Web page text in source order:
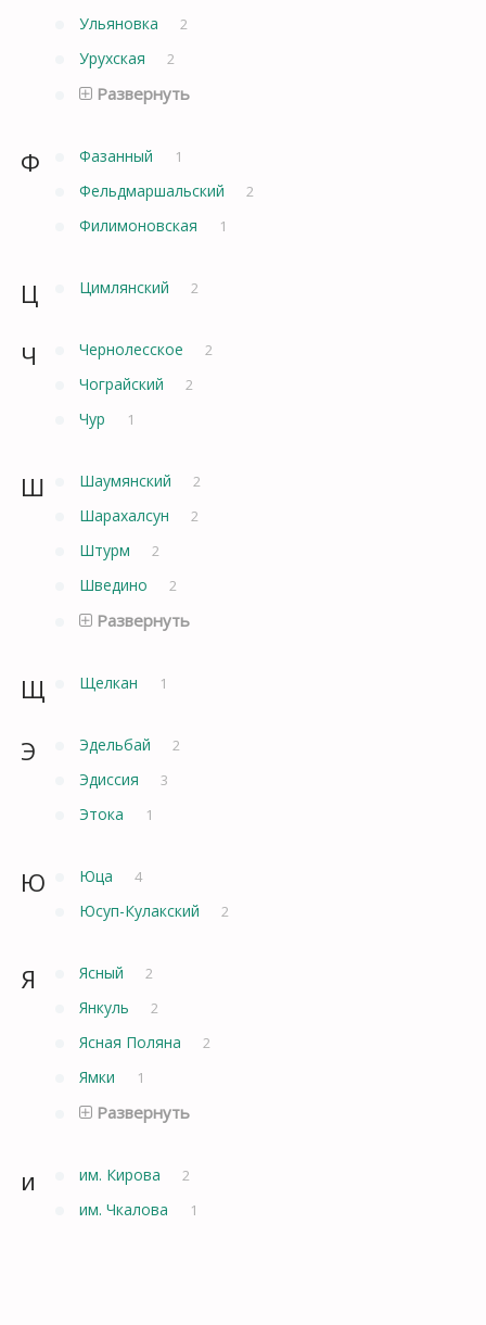
Ульяновка 2
Урухская 2
Развернуть
Ф Фазанный 1
Фельдмаршальский 2
Филимоновская 1
Ц Цимлянский 2
Ч Чернолесское 2
Чограйский 2
Чур 1
Ш Шаумянский 2
Шарахалсун 2
Штурм 2
Шведино 2
Развернуть
Щ Щелкан 1
Э Эдельбай 2
Эдиссия 3
Этока 1
Ю Юца 4
Юсуп-Кулакский 2
Я Ясный 2
Янкуль 2
Ясная Поляна 2
Ямки 1
Развернуть
и им. Кирова 2
им. Чкалова 1